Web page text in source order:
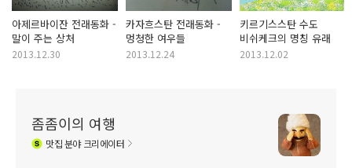
아제르바이잔 전래동화 -
말이 주는 상처
2013.12.30
카자흐스탄 전래동화 -
멍청한 여우들
2013.12.24
키르기스스탄 수도
비쉬케크의 명칭 유래
2013.12.02
좀좀이의 여행
맛집분야 크리에이터